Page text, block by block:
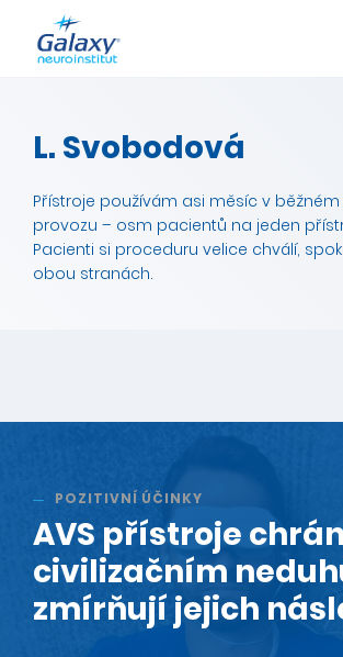
L. Svobodová
Přístroje používám asi měsíc v
provozu – osm pacientů na jeden
Pacienti si proceduru velice chválí,
obou stranách.
POZITIVNÍ ÚČINKY
AVS přístroje
civilizačním
zmírňují jejich